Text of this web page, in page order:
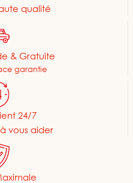
qualité
& Gratuite
garantie
24/7
vous aider